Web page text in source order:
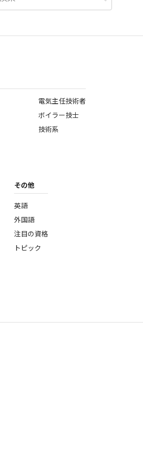
電気主任技術者
ボイラー技士
技術系
その他
英語
外国語
注目の資格
トピック